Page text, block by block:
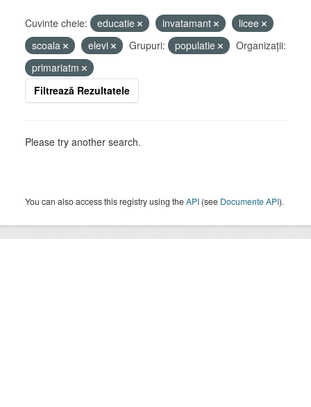
Cuvinte cheie: educatie invatamant
licee
scoala
elevi Grupuri: populatie
Organizații:
primariatm
Filtrează Rezultatele
Please try another search.
You can also access this registry using theAPI (see Documente API).